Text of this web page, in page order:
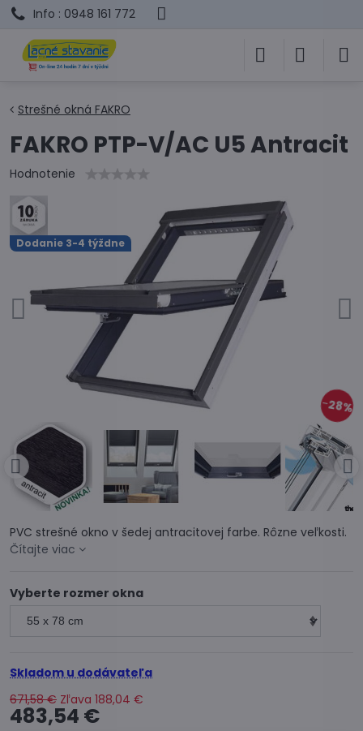
Info : 0948 161 772
Dodanie 3-4 týždne
28%
Strešné okná FAKRO
FAKRO PTP-V/AC U5 Antracit
Hodnotenie
PVC strešné okno v šedej antracitovej farbe. Rôzne veľkosti.
Čítajte viac
Vyberte rozmer okna
Skladom u dodávateľa
671,58 € Zľava 188,04 €
483,54 €